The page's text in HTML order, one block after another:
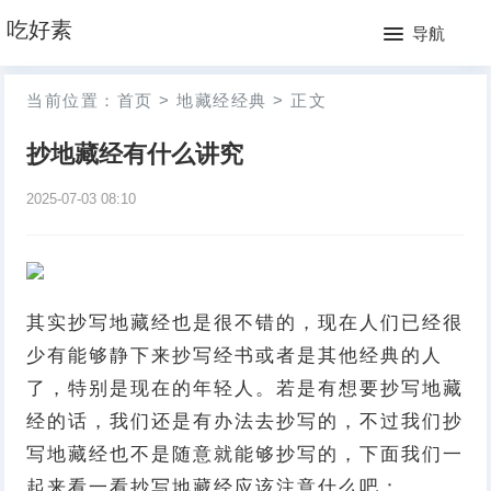
吃好素 导航
网
站
月
当前位置： 首页 > 地藏经经典 > 正文
抄地藏经有什么讲究
2025-07-03 08:10
其实抄写地藏经也是很不错的，现在人们已经很
少有能够静下来抄写经书或者是其他经典的人
了，特别是现在的年轻人。若是有想要抄写地藏
经的话，我们还是有办法去抄写的，不过我们抄
写地藏经也不是随意就能够抄写的，下面我们一